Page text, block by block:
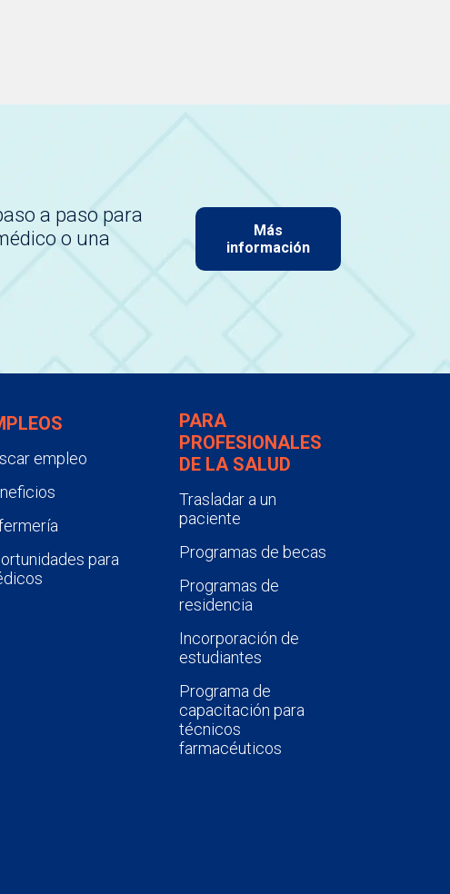
a paso para
o una
Más
información
empleo
para
PARA
PROFESIONALES
DE LA SALUD
Trasladar a un
paciente
Programas de becas
Programas de
residencia
Incorporación de
estudiantes
Programa de
capacitación para
técnicos
farmacéuticos